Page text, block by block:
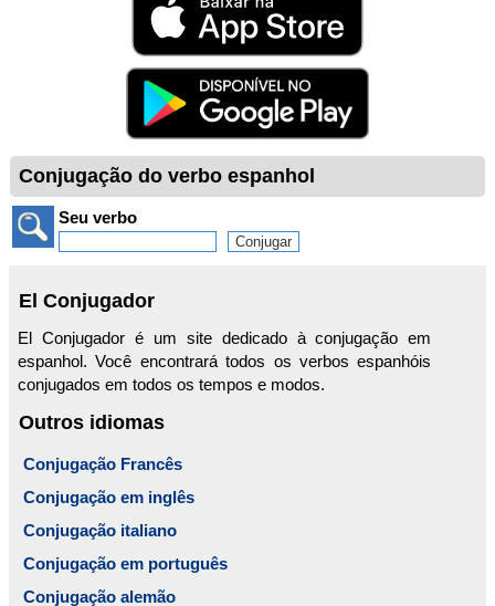
Conjugação do verbo espanhol
Seu verbo
El Conjugador
El Conjugador é um site dedicado à conjugação em
espanhol. Você encontrará todos os verbos espanhóis
conjugados em todos os tempos e modos.
Outros idiomas
Conjugação Francês
Conjugação em inglês
Conjugação italiano
Conjugação em português
Conjugação alemão